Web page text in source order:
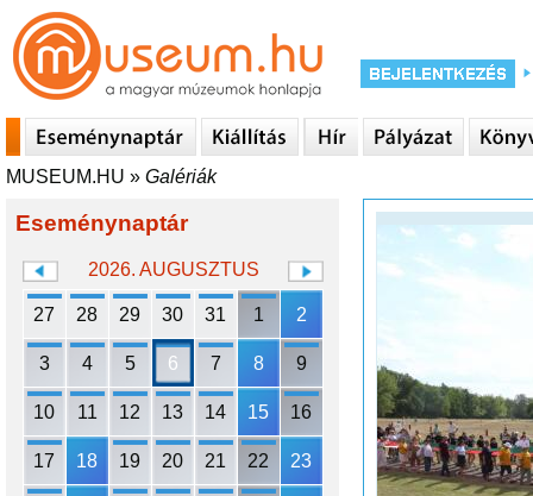
MUSEUM.HU » Galériák
Eseménynaptár
2026. AUGUSZTUS
27 28 29 30 31 1 2
3 4 5 6 7 8 9
10 11 12 13 14 15 16
17 18 19 20 21 22 23